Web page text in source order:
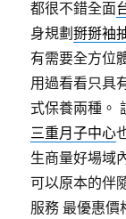
都很不錯全面
身規劃掰掰袖
有需要全方位
用過看看只具
式保養兩種。
三重月子中心
生商量好場域
可以原本的伴
服務 最優惠價